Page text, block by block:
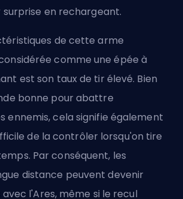
en rechargeant.
de cette arme
comme une épée à
est son taux de tir élevé. Bien
bonne pour abattre
ennemis, cela signifie également
de la contrôler lorsqu'on tire
Par conséquent, les
distance peuvent devenir
l'Ares, même si le recul